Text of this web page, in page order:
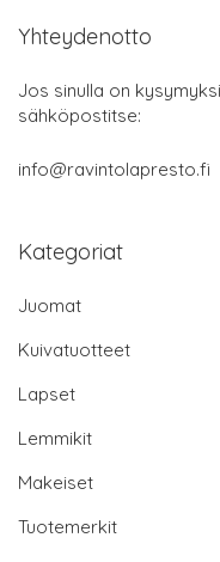
Yhteydenotto
Jos sinulla on
sähköpostitse:
info@ravintolapresto.fi
Kategoriat
Juomat
Kuivatuotteet
Lapset
Lemmikit
Makeiset
Tuotemerkit